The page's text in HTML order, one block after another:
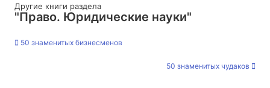
Другие книги раздела
"Право. Юридические науки"
50 знаменитых бизнесменов
50 знаменитых чудаков